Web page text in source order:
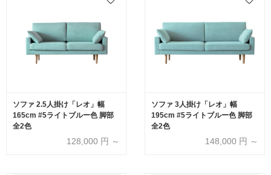
ソファ 2.5人掛け「レオ」幅
165cm #5ライトブルー色 脚部
全2色
128,000 円 ～
ソファ 3人掛け「レオ」幅
195cm #5ライトブルー色 脚部
全2色
148,000 円 ～